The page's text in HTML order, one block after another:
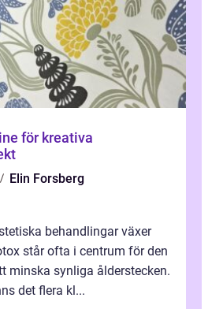
för kreativa
Elin Forsberg
behandlingar växer
står ofta i centrum för den
minska synliga ålderstecken.
det flera kl...